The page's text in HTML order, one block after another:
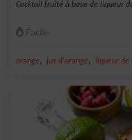
Cocktail fruité à base de liqueur
Facile
orange, jus d'orange, liqueur